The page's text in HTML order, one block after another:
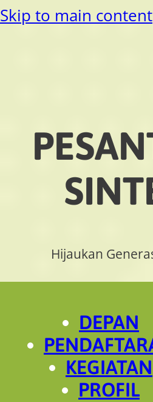
Skip to main content
Hijaukan
DEPAN
KEGIATAN
PROFIL